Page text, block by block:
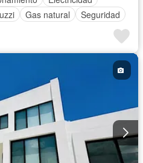
Gas natural Seguridad